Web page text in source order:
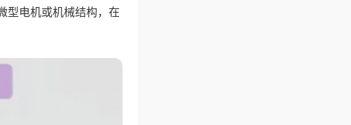
型电机或机械结构，在